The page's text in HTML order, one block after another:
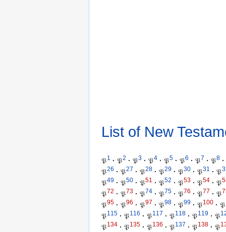
List of New
𝔓1 · 𝔓2 · 𝔓3 · 𝔓4 · 𝔓5 · 𝔓6 · 𝔓7 · 𝔓8 ·
𝔓26 · 𝔓27 · 𝔓28 · 𝔓29 · 𝔓30 · 𝔓31 · 𝔓
𝔓49 · 𝔓50 · 𝔓51 · 𝔓52 · 𝔓53 · 𝔓54 · 𝔓
𝔓72 · 𝔓73 · 𝔓74 · 𝔓75 · 𝔓76 · 𝔓77 · 𝔓
𝔓95 · 𝔓96 · 𝔓97 · 𝔓98 · 𝔓99 · 𝔓100 · 𝔓
𝔓115 · 𝔓116 · 𝔓117 · 𝔓118 · 𝔓119 · 𝔓
𝔓134 · 𝔓135 · 𝔓136 · 𝔓137 · 𝔓138 · 𝔓